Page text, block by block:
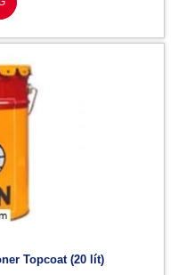
Topcoat (20 lít)